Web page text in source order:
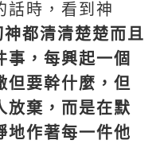
話時，看到神
都清清楚楚而且
事，每興起一個
但要幹什麼，但
放棄，而是在默
地作著每一件他